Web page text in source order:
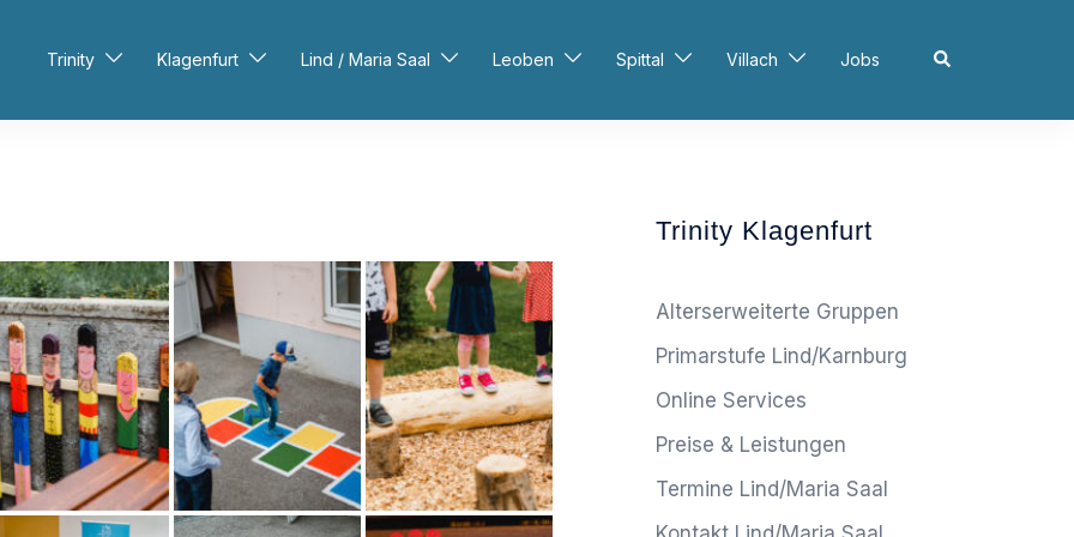
Trinity Klagenfurt Lind / Maria Saal Leoben Spittal Villach Jobs Search
Trinity Klagenfurt
Alterserweiterte Gruppen
Primarstufe Lind/Karnburg
Online Services
Preise & Leistungen
Termine Lind/Maria Saal